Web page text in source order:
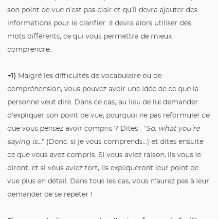
son point de vue n’est pas clair et qu’il devra ajouter des
informations pour le clarifier. Il devra alors utiliser des
mots différents, ce qui vous permettra de mieux
comprendre.
+1) Malgré les difficultés de vocabulaire ou de
compréhension, vous pouvez avoir une idée de ce que la
personne veut dire. Dans ce cas, au lieu de lui demander
d’expliquer son point de vue, pourquoi ne pas reformuler ce
que vous pensez avoir compris ? Dites : “So, what you’re
saying is…” (Donc, si je vous comprends…) et dites ensuite
ce que vous avez compris. Si vous aviez raison, ils vous le
diront, et si vous aviez tort, ils expliqueront leur point de
vue plus en détail. Dans tous les cas, vous n’aurez pas à leur
demander de se répéter !